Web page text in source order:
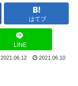
はてブ
LINE
2021.06.12 2021.06.10